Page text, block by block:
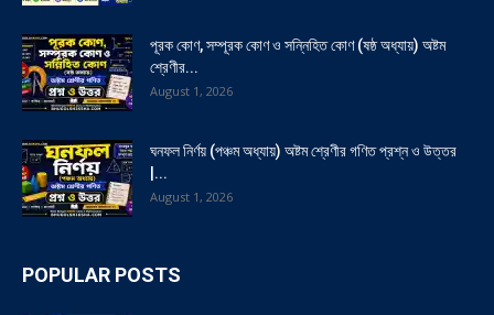
পূরক কোণ, সম্পূরক কোণ ও সন্নিহিত কোণ (ষষ্ঠ অধ্যায়) অষ্টম
শ্রেণীর...
August 1, 2026
ঘনফল নির্ণয় (পঞ্চম অধ্যায়) অষ্টম শ্রেণীর গণিত প্রশ্ন ও উত্তর
|...
August 1, 2026
POPULAR POSTS